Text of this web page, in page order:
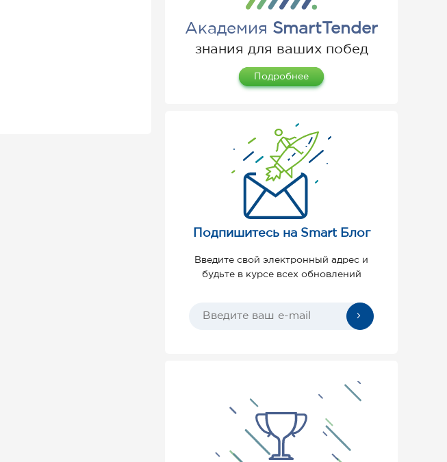
Академия SmartTender
знания для ваших побед
Подробнее
Подпишитесь на Smart Блог
Введите свой электронный адрес и
будьте в курсе всех обновлений